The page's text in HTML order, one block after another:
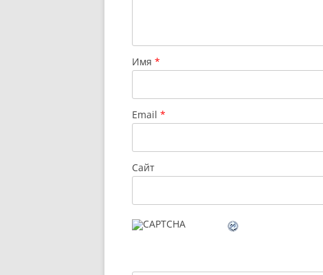
Имя *
Email *
Сайт